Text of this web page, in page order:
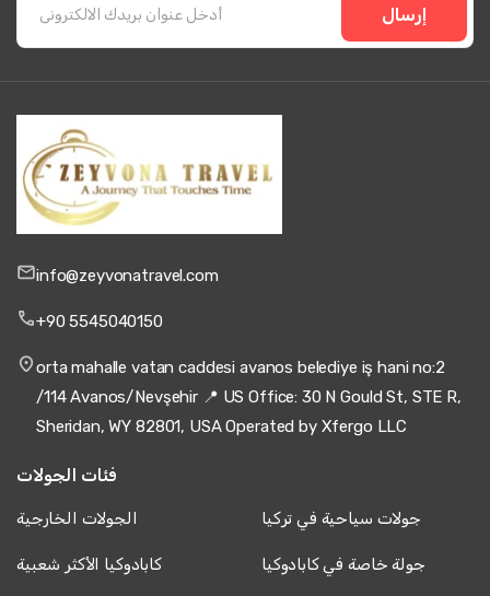
إرسال
info@zeyvonatravel.com
+90 5545040150
orta mahalle vatan caddesi avanos belediye iş hani no:2
/114 Avanos/Nevşehir 📍 US Office: 30 N Gould St, STE R,
Sheridan, WY 82801, USA Operated by Xfergo LLC
فئات الجولات
الجولات الخارجية جولات سياحية في تركيا
كابادوكيا الأكثر شعبية جولة خاصة في كابادوكيا